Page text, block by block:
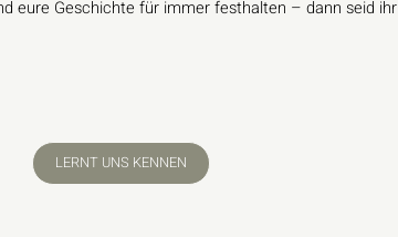
LERNT UNS KENNEN
eure Geschichte für immer festhalten – dann seid ihr